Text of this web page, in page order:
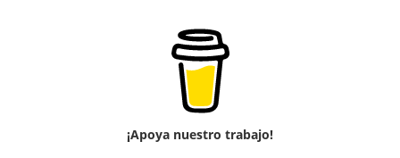
¡Apoya nuestro trabajo!